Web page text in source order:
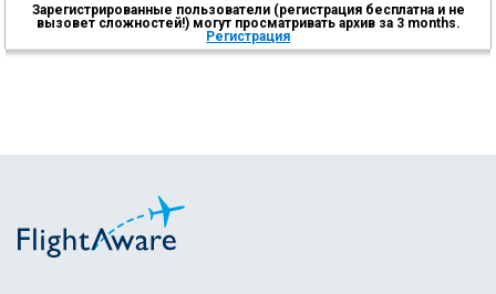
Зарегистрированные пользователи (регистрация бесплатна и не
вызовет сложностей!) могут просматривать архив за 3 months.
Регистрация